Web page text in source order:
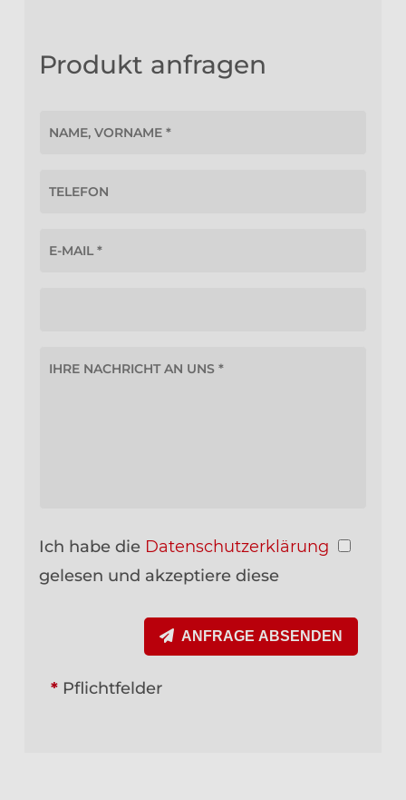
Produkt anfragen
Ich habe die Datenschutzerklärung
gelesen und akzeptiere diese
ANFRAGE ABSENDEN
*Pflichtfelder